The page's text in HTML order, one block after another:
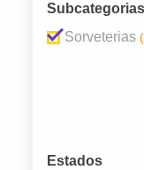
Subcategorias
Sorveterias
Estados